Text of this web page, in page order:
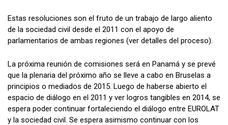
Estas resoluciones son el fruto de un trabajo de largo aliento
de la sociedad civil desde el 2011 con el apoyo de
parlamentarios de ambas regiones (ver detalles del proceso).
La próxima reunión de comisiones será en Panamá y se prevé
que la plenaria del próximo año se lleve a cabo en Bruselas a
principios o mediados de 2015. Luego de haberse abierto el
espacio de diálogo en el 2011 y ver logros tangibles en 2014, se
espera poder continuar fortaleciendo el diálogo entre EUROLAT
y la sociedad civil. Se espera asimismo continuar con los